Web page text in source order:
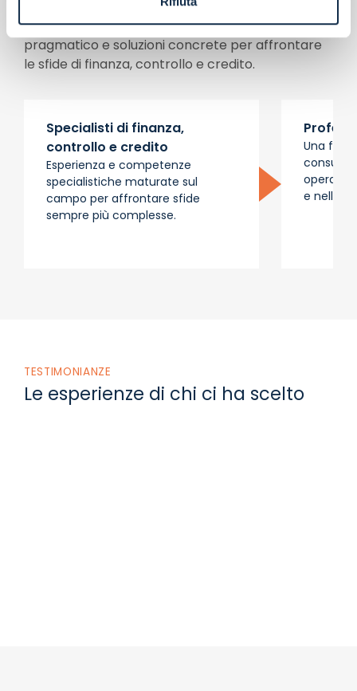
Competenze specialistiche, approccio
pragmatico e soluzioni concrete per affrontare
le sfide di finanza, controllo e credito.
Specialisti di finanza,
controllo e credito
Esperienza e competenze
specialistiche maturate sul
campo per affrontare sfide
sempre più complesse.
Una
e nelle
TESTIMONIANZE
Le esperienze di chi ci ha scelto